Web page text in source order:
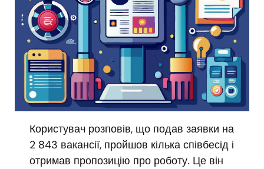
Користувач розповів, що подав заявки на
2 843 вакансії, пройшов кілька співбесід і
отримав пропозицію про роботу. Це він